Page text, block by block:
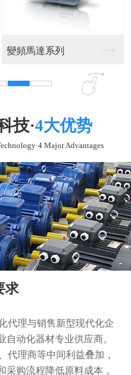
自动化器材专业供应商。
代理商等中间利益叠加，
质量同时节省生产成本。
求
机，MOTOVARIO减速
刹车电机。
玻璃、陶瓷、医疗、化
用于电镀及超声波自动